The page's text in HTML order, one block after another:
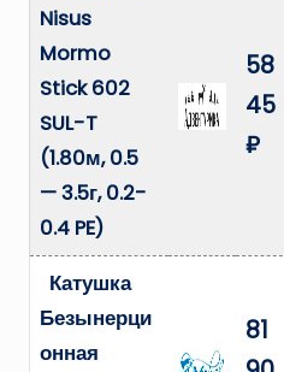
Nisus
Mormo
Stick 602
SUL-T
(1.80м, 0.5
— 3.5г, 0.2-
0.4 PE)
58
45
₽
Катушка
Безынерци
онная
81